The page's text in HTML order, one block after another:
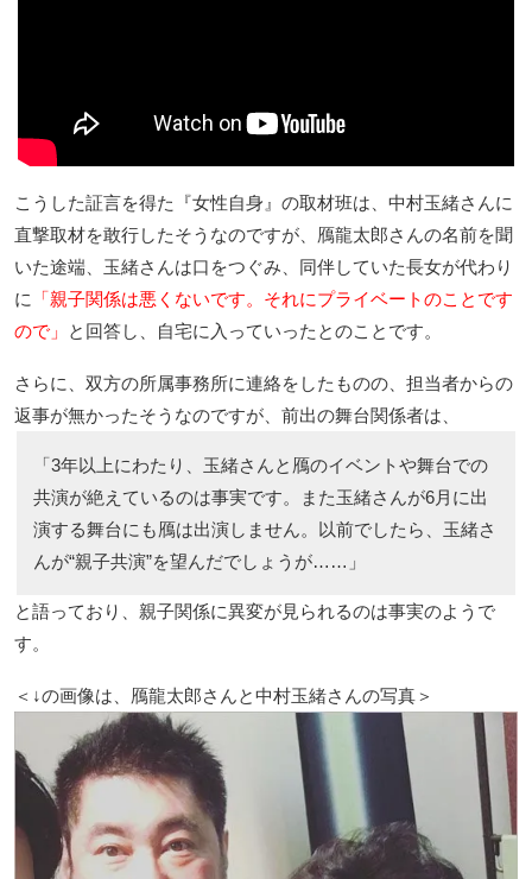
こうした証言を得た『女性自身』の取材班は、中村玉緒さんに
直撃取材を敢行したそうなのですが、鴈龍太郎さんの名前を聞
いた途端、玉緒さんは口をつぐみ、同伴していた長女が代わり
に
「親子関係は悪くないです。それにプライベートのことです
ので」
と回答し、自宅に入っていったとのことです。
さらに、双方の所属事務所に連絡をしたものの、担当者からの
返事が無かったそうなのですが、前出の舞台関係者は、
「3年以上にわたり、玉緒さんと鴈のイベントや舞台での
共演が絶えているのは事実です。また玉緒さんが6月に出
演する舞台にも鴈は出演しません。以前でしたら、玉緒さ
んが“親子共演”を望んだでしょうが……」
と語っており、親子関係に異変が見られるのは事実のようで
す。
＜↓の画像は、鴈龍太郎さんと中村玉緒さんの写真＞